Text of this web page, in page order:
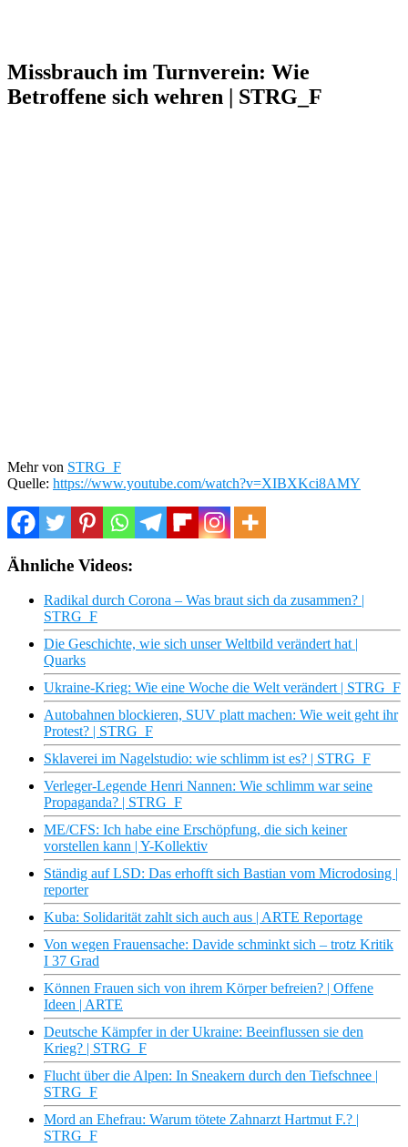
Missbrauch im Turnverein: Wie
Betroffene sich wehren | STRG_F
Mehr von STRG_F
Quelle: https://www.youtube.com/watch?v=XIBXKci8AMY
Ähnliche Videos:
Radikal durch Corona – Was braut sich da zusammen? |
STRG_F
Die Geschichte, wie sich unser Weltbild verändert hat |
Quarks
Ukraine-Krieg: Wie eine Woche die Welt verändert | STRG_F
Autobahnen blockieren, SUV platt machen: Wie weit geht ihr
Protest? | STRG_F
Sklaverei im Nagelstudio: wie schlimm ist es? | STRG_F
Verleger-Legende Henri Nannen: Wie schlimm war seine
Propaganda? | STRG_F
ME/CFS: Ich habe eine Erschöpfung, die sich keiner
vorstellen kann | Y-Kollektiv
Ständig auf LSD: Das erhofft sich Bastian vom Microdosing |
reporter
Kuba: Solidarität zahlt sich auch aus | ARTE Reportage
Von wegen Frauensache: Davide schminkt sich – trotz Kritik
I 37 Grad
Können Frauen sich von ihrem Körper befreien? | Offene
Ideen | ARTE
Deutsche Kämpfer in der Ukraine: Beeinflussen sie den
Krieg? | STRG_F
Flucht über die Alpen: In Sneakern durch den Tiefschnee |
STRG_F
Mord an Ehefrau: Warum tötete Zahnarzt Hartmut F.? |
STRG_F